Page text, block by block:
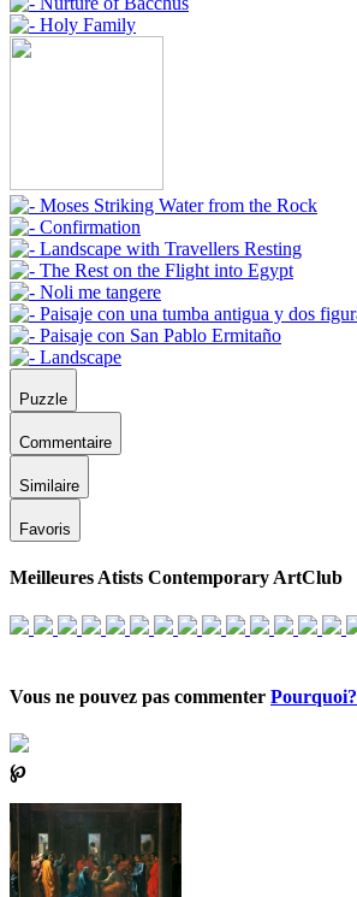
Puzzle
Commentaire
Similaire
Favoris
Meilleures Atists Contemporary ArtClub
Vous ne pouvez pas commenter Pourquoi?
℘